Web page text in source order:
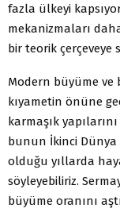
fazla ülkeyi
mekanizmaları
bir teorik çerçeveye
Modern büyüme ve
kıyametin önüne
karmaşık
bunun İkinci Dünya
olduğu yıllarda
söyleyebiliriz.
büyüme oranını